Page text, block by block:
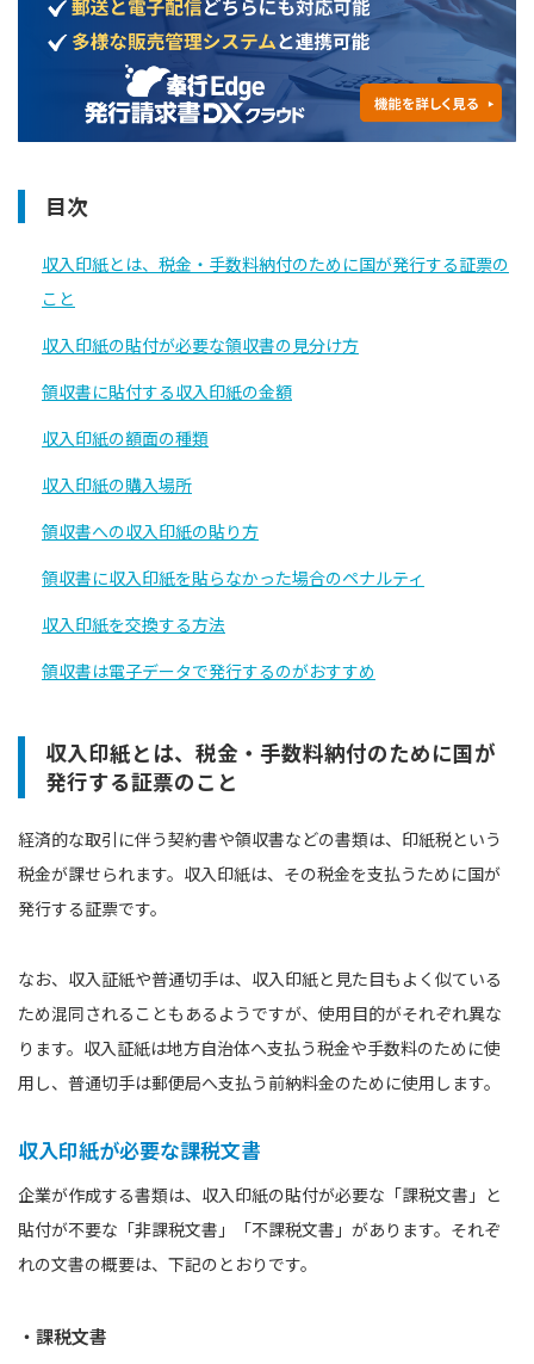
目次
収入印紙とは、税金・手数料納付のために国が発行する証票の
こと
収入印紙の貼付が必要な領収書の見分け方
領収書に貼付する収入印紙の金額
収入印紙の額面の種類
収入印紙の購入場所
領収書への収入印紙の貼り方
領収書に収入印紙を貼らなかった場合のペナルティ
収入印紙を交換する方法
領収書は電子データで発行するのがおすすめ
収入印紙とは、税金・手数料納付のために国が
発行する証票のこと
経済的な取引に伴う契約書や領収書などの書類は、印紙税という
税金が課せられます。収入印紙は、その税金を支払うために国が
発行する証票です。
なお、収入証紙や普通切手は、収入印紙と見た目もよく似ている
ため混同されることもあるようですが、使用目的がそれぞれ異な
ります。収入証紙は地方自治体へ支払う税金や手数料のために使
用し、普通切手は郵便局へ支払う前納料金のために使用します。
収入印紙が必要な課税文書
企業が作成する書類は、収入印紙の貼付が必要な「課税文書」と
貼付が不要な「非課税文書」「不課税文書」があります。それぞ
れの文書の概要は、下記のとおりです。
・課税文書